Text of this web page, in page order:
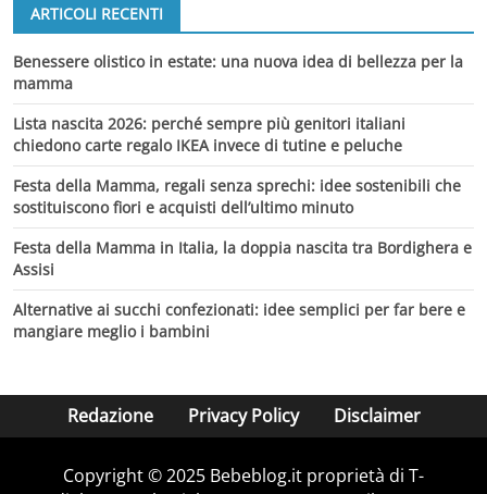
ARTICOLI RECENTI
Benessere olistico in estate: una nuova idea di bellezza per la
mamma
Lista nascita 2026: perché sempre più genitori italiani
chiedono carte regalo IKEA invece di tutine e peluche
Festa della Mamma, regali senza sprechi: idee sostenibili che
sostituiscono fiori e acquisti dell’ultimo minuto
Festa della Mamma in Italia, la doppia nascita tra Bordighera e
Assisi
Alternative ai succhi confezionati: idee semplici per far bere e
mangiare meglio i bambini
Redazione Privacy Policy Disclaimer
Copyright © 2025 Bebeblog.it proprietà di T-